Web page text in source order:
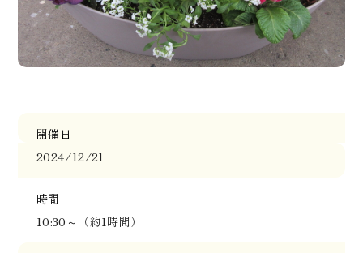
オンラインショップ
開催日
2024/12/21
時間
10:30～（約1時間）